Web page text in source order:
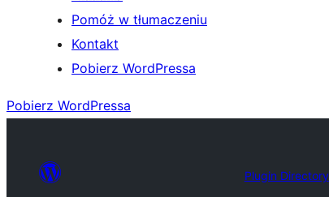
Pomóż w tłumaczeniu
Kontakt
Pobierz WordPressa
Pobierz WordPressa
Plugin Directory